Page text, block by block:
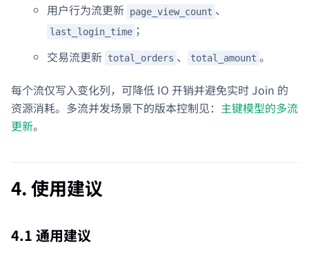
用户行为流更新 page_view_count 、
last_login_time ；
交易流更新 total_orders 、 total_amount 。
每个流仅写入变化列，可降低 IO 开销并避免实时 Join 的
资源消耗。多流并发场景下的版本控制见： 主键模型的多流
更新。
4. 使用建议
4.1 通用建议